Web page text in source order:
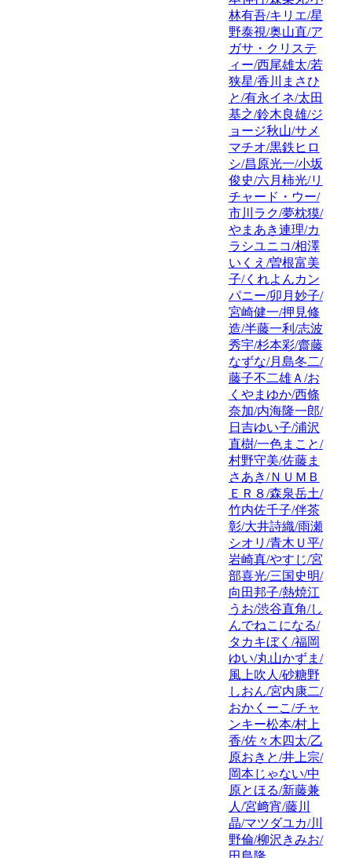
林有吾/キリエ/星
野泰視/奥山直/ア
ガサ・クリステ
ィー/西尾雄太/若
狭星/香川まさひ
と/有永イネ/太田
基之/鈴木良雄/ジ
ョージ秋山/サメ
マチオ/黒鉄ヒロ
シ/昌原光一/小坂
俊史/六月柿光/リ
チャード・ウー/
市川ラク/夢枕獏/
やまあき連理/カ
ラシユニコ/相澤
いくえ/曽根富美
子/くれよんカン
パニー/卯月妙子/
宮崎健一/押見修
造/半藤一利/志波
秀宇/杉本彩/齋藤
なずな/月島冬二/
藤子不二雄Ａ/お
くやまゆか/西條
奈加/内海隆一郎/
日吉ゆい子/浦沢
直樹/一色まこと/
村野守美/佐藤ま
さあき/ＮＵＭＢ
ＥＲ８/森泉岳土/
竹内佐千子/伴茶
彰/大井詩織/雨瀬
シオリ/青木Ｕ平/
岩崎真/やすじ/宮
部喜光/三国史明/
向田邦子/熱焼江
うお/渋谷直角/し
んでねこになる/
タカキぼく/福岡
ゆい/丸山かずま/
風上吹人/砂糖野
しおん/宮内康二/
おかくーこ/チャ
ンキー松本/村上
香/佐々木四太/乙
原おきと/井上宗/
岡本じゃない/中
原とほる/新藤兼
人/宮﨑宵/藤川
晶/マツダユカ/川
野倫/柳沢きみお/